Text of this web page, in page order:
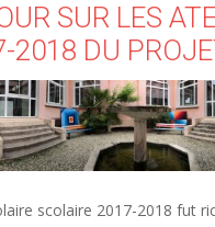
SUR LES
2018 DU
scolaire 2017-2018 fut